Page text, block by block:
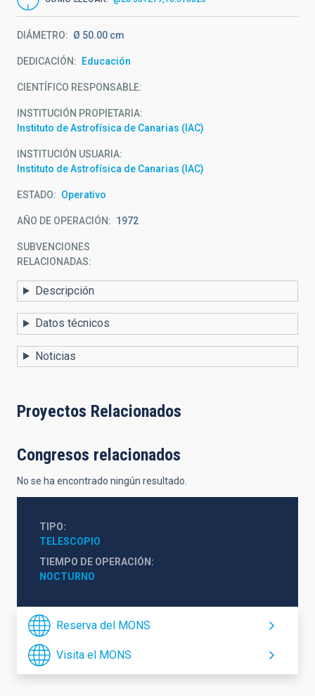
DIÁMETRO Ø 50.00 cm
DEDICACIÓN Educación
CIENTÍFICO RESPONSABLE
INSTITUCIÓN PROPIETARIA
Instituto de Astrofísica de Canarias (IAC)
INSTITUCIÓN USUARIA
Instituto de Astrofísica de Canarias (IAC)
ESTADO Operativo
AÑO DE OPERACIÓN 1972
SUBVENCIONES
RELACIONADAS:
Descripción
Datos técnicos
Noticias
Proyectos Relacionados
Congresos relacionados
No se ha encontrado ningún resultado.
TIPO
TELESCOPIO
TIEMPO DE OPERACIÓN
NOCTURNO
Reserva del MONS
Visita el MONS